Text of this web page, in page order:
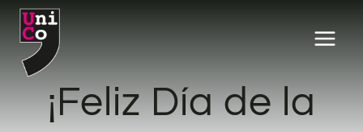
Saltar
contenido
¡Feliz Día de la